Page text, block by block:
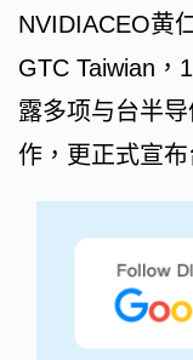
NVIDIACEO黄
GTC Taiwian，
露多项与台半
作，更正式宣